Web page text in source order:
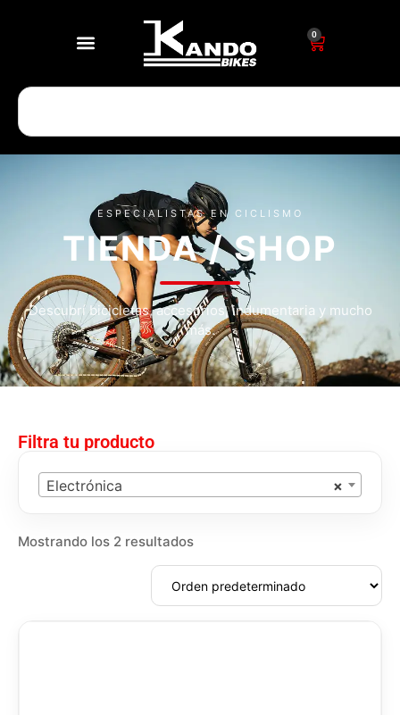
0
ESPECIALISTAS EN CICLISMO
TIENDA / SHOP
Descubrí bicicletas, accesorios, indumentaria y mucho
más.
Filtra tu producto
×
Electrónica
Mostrando los 2 resultados